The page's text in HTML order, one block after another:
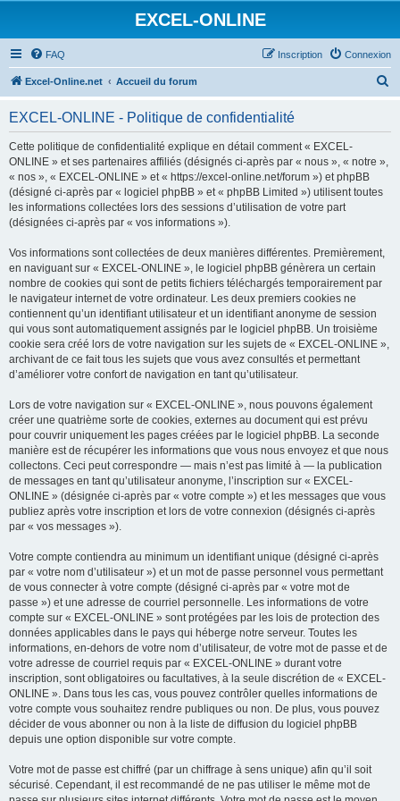
EXCEL-ONLINE
FAQ Connexion
Inscription
Excel-Online.net Accueil du forum
EXCEL-ONLINE - Politique de confidentialité
Cette politique de confidentialité explique en détail comment « EXCEL-
ONLINE » et ses partenaires affiliés (désignés ci-après par « nous », « notre »,
« nos », « EXCEL-ONLINE » et « https://excel-online.net/forum ») et phpBB
(désigné ci-après par « logiciel phpBB » et « phpBB Limited ») utilisent toutes
les informations collectées lors des sessions d’utilisation de votre part
(désignées ci-après par « vos informations »).
Vos informations sont collectées de deux manières différentes. Premièrement,
en naviguant sur « EXCEL-ONLINE », le logiciel phpBB génèrera un certain
nombre de cookies qui sont de petits fichiers téléchargés temporairement par
le navigateur internet de votre ordinateur. Les deux premiers cookies ne
contiennent qu’un identifiant utilisateur et un identifiant anonyme de session
qui vous sont automatiquement assignés par le logiciel phpBB. Un troisième
cookie sera créé lors de votre navigation sur les sujets de « EXCEL-ONLINE »,
archivant de ce fait tous les sujets que vous avez consultés et permettant
d’améliorer votre confort de navigation en tant qu’utilisateur.
Lors de votre navigation sur « EXCEL-ONLINE », nous pouvons également
créer une quatrième sorte de cookies, externes au document qui est prévu
pour couvrir uniquement les pages créées par le logiciel phpBB. La seconde
manière est de récupérer les informations que vous nous envoyez et que nous
collectons. Ceci peut correspondre — mais n’est pas limité à — la publication
de messages en tant qu’utilisateur anonyme, l’inscription sur « EXCEL-
ONLINE » (désignée ci-après par « votre compte ») et les messages que vous
publiez après votre inscription et lors de votre connexion (désignés ci-après
par « vos messages »).
Votre compte contiendra au minimum un identifiant unique (désigné ci-après
par « votre nom d’utilisateur ») et un mot de passe personnel vous permettant
de vous connecter à votre compte (désigné ci-après par « votre mot de
passe ») et une adresse de courriel personnelle. Les informations de votre
compte sur « EXCEL-ONLINE » sont protégées par les lois de protection des
données applicables dans le pays qui héberge notre serveur. Toutes les
informations, en-dehors de votre nom d’utilisateur, de votre mot de passe et de
votre adresse de courriel requis par « EXCEL-ONLINE » durant votre
inscription, sont obligatoires ou facultatives, à la seule discrétion de « EXCEL-
ONLINE ». Dans tous les cas, vous pouvez contrôler quelles informations de
votre compte vous souhaitez rendre publiques ou non. De plus, vous pouvez
décider de vous abonner ou non à la liste de diffusion du logiciel phpBB
depuis une option disponible sur votre compte.
Votre mot de passe est chiffré (par un chiffrage à sens unique) afin qu’il soit
sécurisé. Cependant, il est recommandé de ne pas utiliser le même mot de